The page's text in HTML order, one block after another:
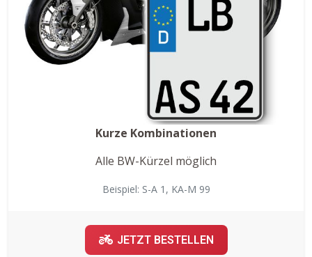
Kurze Kombinationen
Alle BW-Kürzel möglich
Beispiel: S-A 1, KA-M 99
JETZT BESTELLEN